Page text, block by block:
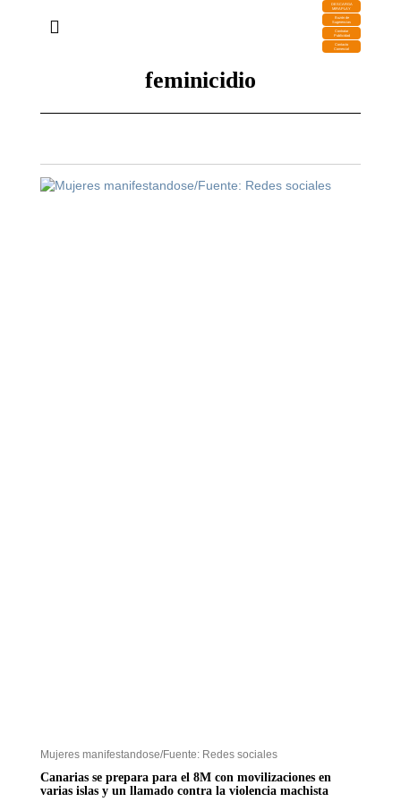
DESCARGA
MIRAPLAY
Buzón de
Sugerencias
Contratar
Publicidad
Contacto
Comercial
feminicidio
Mujeres manifestandose/Fuente: Redes sociales
Canarias se prepara para el 8M con movilizaciones en
varias islas y un llamado contra la violencia machista